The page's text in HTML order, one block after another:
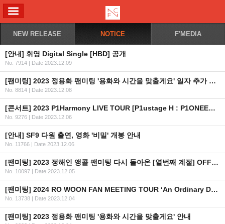
NEW RELEASE NOTICE F'MEDIA
[안내] 휘영 Digital Single [HBD] 공개
No. 7914 | Date 2023.12.09
[팬미팅] 2023 정용화 팬미팅 '용화와 시간을 맞출게요' 일자 추가 안내
No. 8814 | Date 2023.12.08
[콘서트] 2023 P1Harmony LIVE TOUR [P1ustage H : P1ONEER] IN EUROPE 재조정 일정 안내 (수정)
No. 9276 | Date 2023.12.06
[안내] SF9 다원 출연, 영화 '비밀' 개봉 안내
No. 11766 | Date 2023.12.06
[팬미팅] 2023 정해인 앵콜 팬미팅 다시 돌아온 [열번째 계절] OFFICIAL MD 온라인 판매안내
No. 10097 | Date 2023.12.05
[팬미팅] 2024 RO WOON FAN MEETING TOUR ‘An Ordinary Day’ IN BANGKOK 개최 안내
No. 13738 | Date 2023.12.04
[팬미팅] 2023 정용화 팬미팅 '용화와 시간을 맞출게요' 안내